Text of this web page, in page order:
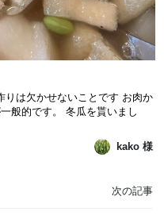
りは欠かせないことです お肉か
般的です。 冬瓜を貰いまし
いて 他の野菜と比べてカロリー
kako 様
次の記事